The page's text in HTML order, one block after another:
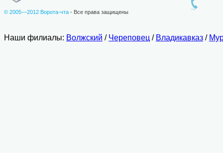
© 2005—2012 Ворота-чта - Все права защищены
Наши филиалы: Волжский / Череповец / Владикавказ /